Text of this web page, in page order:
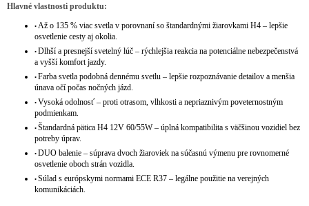
Hlavné vlastnosti produktu:
• Až o 135 % viac svetla v porovnaní so štandardnými žiarovkami H4 – lepšie
osvetlenie cesty aj okolia.
• Dlhší a presnejší svetelný lúč – rýchlejšia reakcia na potenciálne nebezpečenstvá
a vyšší komfort jazdy.
• Farba svetla podobná dennému svetlu – lepšie rozpoznávanie detailov a menšia
únava očí počas nočných jázd.
• Vysoká odolnosť – proti otrasom, vlhkosti a nepriaznivým poveternostným
podmienkam.
• Štandardná pätica H4 12V 60/55W – úplná kompatibilita s väčšinou vozidiel bez
potreby úprav.
• DUO balenie – súprava dvoch žiaroviek na súčasnú výmenu pre rovnomerné
osvetlenie oboch strán vozidla.
• Súlad s európskymi normami ECE R37 – legálne použitie na verejných
komunikáciách.